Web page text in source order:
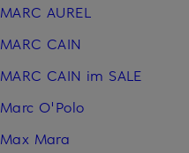
MARC AUREL
MARC CAIN
MARC CAIN im SALE
Marc O'Polo
Max Mara